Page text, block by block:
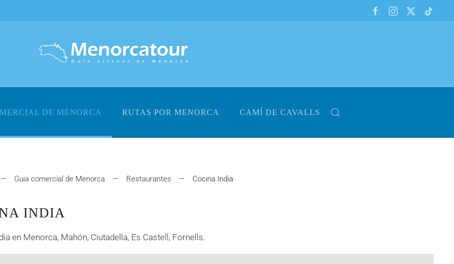
DE MENORCA RUTAS POR MENORCA CAMÍ DE CAVALLS
Guia comercial de Menorca Restaurantes Cocina India
INDIA
en Menorca, Mahón, Ciutadella, Es Castell, Fornells.